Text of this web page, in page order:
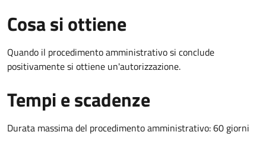
Cosa si ottiene
Quando il procedimento amministrativo si conclude
positivamente si ottiene un'autorizzazione.
Tempi e scadenze
Durata massima del procedimento amministrativo: 60 giorni